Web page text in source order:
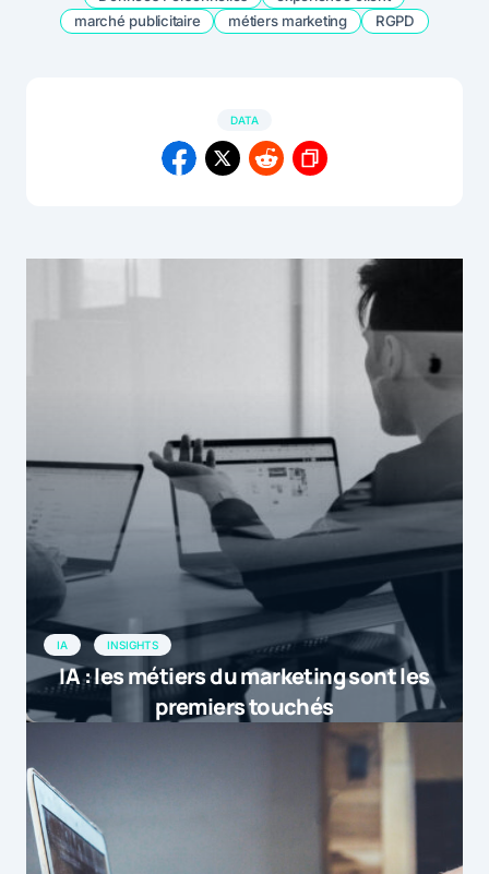
marché publicitaire
métiers marketing RGPD
DATA
IA INSIGHTS
IA : les métiers du marketing sont les
premiers touchés